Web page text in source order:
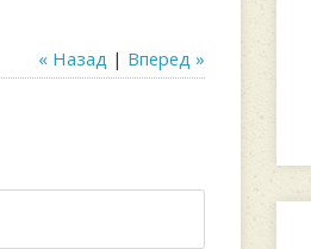
« Назад | Вперед »